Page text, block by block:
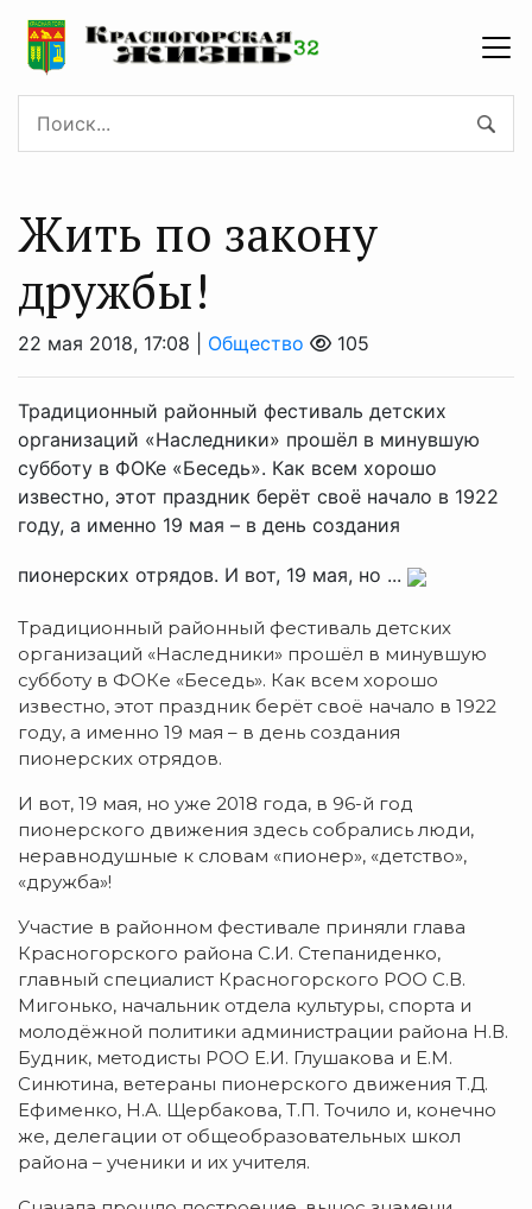
Жить по закону
дружбы!
22 мая 2018, 17:08 | Общество 105
Традиционный районный фестиваль детских
организаций «Наследники» прошёл в минувшую
субботу в ФОКе «Беседь». Как всем хорошо
известно, этот праздник берёт своё начало в 1922
году, а именно 19 мая – в день создания
пионерских отрядов. И вот, 19 мая, но ...
Традиционный районный фестиваль детских
организаций «Наследники» прошёл в минувшую
субботу в ФОКе «Беседь». Как всем хорошо
известно, этот праздник берёт своё начало в 1922
году, а именно 19 мая – в день создания
пионерских отрядов.
И вот, 19 мая, но уже 2018 года, в 96-й год
пионерского движения здесь собрались люди,
неравнодушные к словам «пионер», «детство»,
«дружба»!
Участие в районном фестивале приняли глава
Красногорского района С.И. Степаниденко,
главный специалист Красногорского РОО С.В.
Мигонько, начальник отдела культуры, спорта и
молодёжной политики администрации района Н.В.
Будник, методисты РОО Е.И. Глушакова и Е.М.
Синютина, ветераны пионерского движения Т.Д.
Ефименко, Н.А. Щербакова, Т.П. Точило и, конечно
же, делегации от общеобразовательных школ
района – ученики и их учителя.